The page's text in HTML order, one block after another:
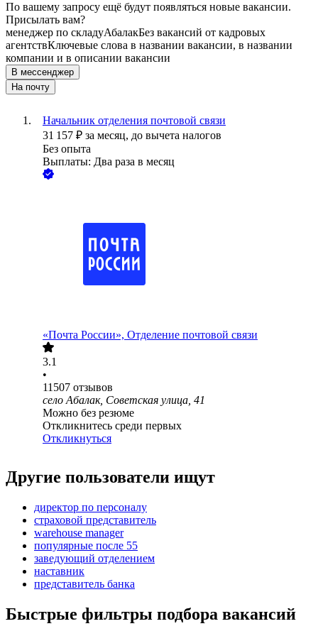
По вашему запросу ещё будут появляться новые вакансии.
Присылать вам?
менеджер по складуАбалакБез вакансий от кадровых
агентствКлючевые слова в названии вакансии, в названии
компании и в описании вакансии
В мессенджер
На почту
Начальник отделения почтовой связи
31 157 ₽ за месяц, до вычета налогов
Без опыта
Выплаты: Два раза в месяц
«Почта России», Отделение почтовой связи
3.1
•
11507 отзывов
село Абалак, Советская улица, 41
Можно без резюме
Откликнитесь среди первых
Откликнуться
Другие пользователи ищут
директор по персоналу
страховой представитель
warehouse manager
популярные после 55
заведующий отделением
наставник
представитель банка
Быстрые фильтры подбора вакансий